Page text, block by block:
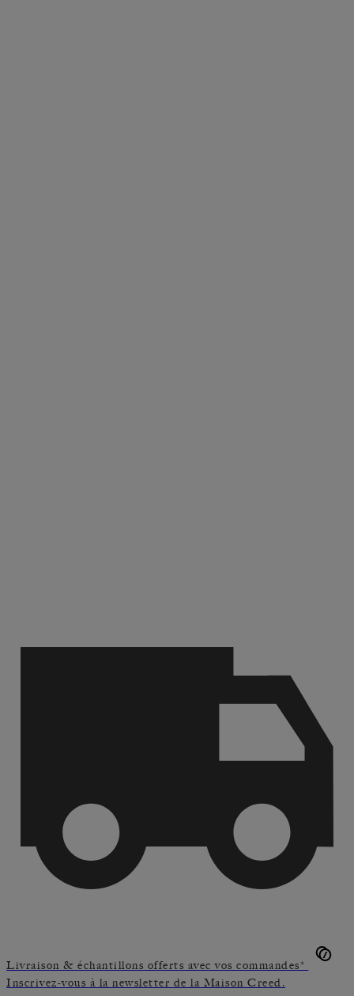
Livraison & échantillons offerts avec vos commandes*
Inscrivez-vous à la newsletter de la Maison Creed.